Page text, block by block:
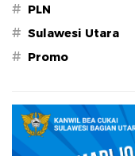
# PLN
# Sulawesi Utara
# Promo